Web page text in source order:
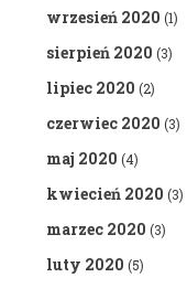
wrzesień 2020 (1)
sierpień 2020 (3)
lipiec 2020 (2)
czerwiec 2020 (3)
maj 2020 (4)
kwiecień 2020 (3)
marzec 2020 (3)
luty 2020 (5)